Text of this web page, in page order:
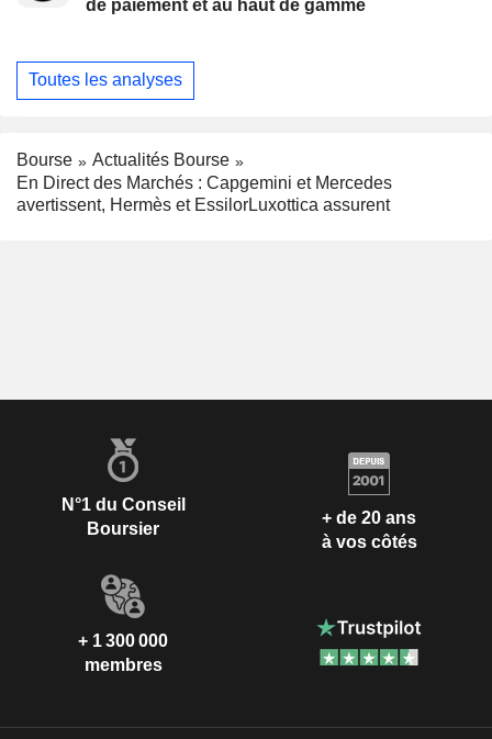
de paiement et au haut de gamme
Toutes les analyses
Bourse
Actualités Bourse
En Direct des Marchés : Capgemini et Mercedes
avertissent, Hermès et EssilorLuxottica assurent
N°1 du Conseil
Boursier
+ de 20 ans
à vos côtés
+ 1 300 000
membres